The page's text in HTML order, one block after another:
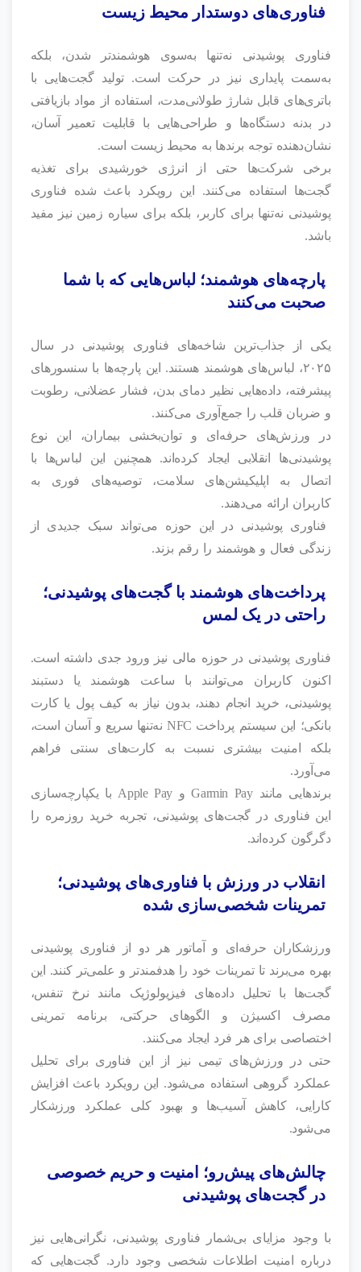
فناوری‌های دوستدار محیط زیست
فناوری پوشیدنی نه‌تنها به‌سوی هوشمندتر شدن، بلکه
به‌سمت پایداری نیز در حرکت است. تولید گجت‌هایی با
باتری‌های قابل شارژ طولانی‌مدت، استفاده از مواد بازیافتی
در بدنه دستگاه‌ها و طراحی‌هایی با قابلیت تعمیر آسان،
نشان‌دهنده توجه برندها به محیط زیست است.
برخی شرکت‌ها حتی از انرژی خورشیدی برای تغذیه
گجت‌ها استفاده می‌کنند. این رویکرد باعث شده فناوری
پوشیدنی نه‌تنها برای کاربر، بلکه برای سیاره زمین نیز مفید
باشد.
پارچه‌های هوشمند؛ لباس‌هایی که با شما
صحبت می‌کنند
یکی از جذاب‌ترین شاخه‌های فناوری پوشیدنی در سال
۲۰۲۵، لباس‌های هوشمند هستند. این پارچه‌ها با سنسورهای
پیشرفته، داده‌هایی نظیر دمای بدن، فشار عضلانی، رطوبت
و ضربان قلب را جمع‌آوری می‌کنند.
در ورزش‌های حرفه‌ای و توان‌بخشی بیماران، این نوع
پوشیدنی‌ها انقلابی ایجاد کرده‌اند. همچنین این لباس‌ها با
اتصال به اپلیکیشن‌های سلامت، توصیه‌های فوری به
کاربران ارائه می‌دهند.
فناوری پوشیدنی در این حوزه می‌تواند سبک جدیدی از
زندگی فعال و هوشمند را رقم بزند.
پرداخت‌های هوشمند با گجت‌های پوشیدنی؛
راحتی در یک لمس
فناوری پوشیدنی در حوزه مالی نیز ورود جدی داشته است.
اکنون کاربران می‌توانند با ساعت هوشمند یا دستبند
پوشیدنی، خرید انجام دهند، بدون نیاز به کیف پول یا کارت
بانکی؛ این سیستم پرداخت NFC نه‌تنها سریع و آسان است،
بلکه امنیت بیشتری نسبت به کارت‌های سنتی فراهم
می‌آورد.
برندهایی مانند Garmin Pay و Apple Pay با یکپارچه‌سازی
این فناوری در گجت‌های پوشیدنی، تجربه خرید روزمره را
دگرگون کرده‌اند.
انقلاب در ورزش با فناوری‌های پوشیدنی؛
تمرینات شخصی‌سازی‌ شده
ورزشکاران حرفه‌ای و آماتور هر دو از فناوری پوشیدنی
بهره می‌برند تا تمرینات خود را هدفمندتر و علمی‌تر کنند. این
گجت‌ها با تحلیل داده‌های فیزیولوژیک مانند نرخ تنفس،
مصرف اکسیژن و الگوهای حرکتی، برنامه تمرینی
اختصاصی برای هر فرد ایجاد می‌کنند.
حتی در ورزش‌های تیمی نیز از این فناوری برای تحلیل
عملکرد گروهی استفاده می‌شود. این رویکرد باعث افزایش
کارایی، کاهش آسیب‌ها و بهبود کلی عملکرد ورزشکار
می‌شود.
چالش‌های پیش‌رو؛ امنیت و حریم خصوصی
در گجت‌های پوشیدنی
با وجود مزایای بی‌شمار فناوری پوشیدنی، نگرانی‌هایی نیز
درباره امنیت اطلاعات شخصی وجود دارد. گجت‌هایی که